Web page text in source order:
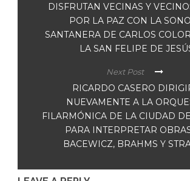
DISFRUTAN VECINAS Y
POR LA PAZ CON LA
SANTANERA DE CARLOS
LA SAN FELIPE DE
Next Post
RICARDO CASERO
NUEVAMENTE A LA
FILARMÓNICA DE LA CIUDAD
PARA INTERPRETAR
BACEWICZ, BRAHMS Y